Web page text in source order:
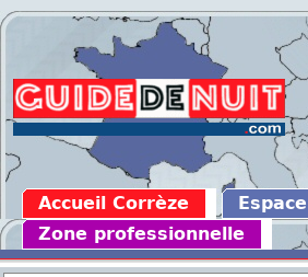
Accueil Corrèze
Zone professionnelle